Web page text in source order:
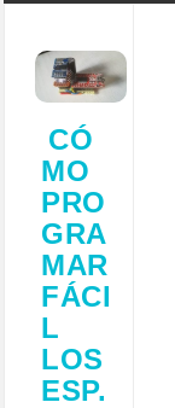
CÓ
MO
PRO
GRA
MAR
FÁCI
L
LOS
ESP.